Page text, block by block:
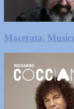
Macerata,